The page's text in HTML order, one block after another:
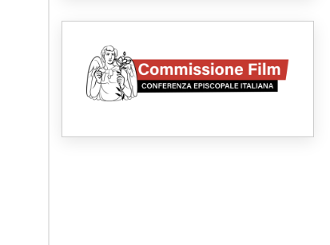
07.08.2026
SIGNIS 2026, dare voce alle
religiose cattoliche nello
spazio pubblico